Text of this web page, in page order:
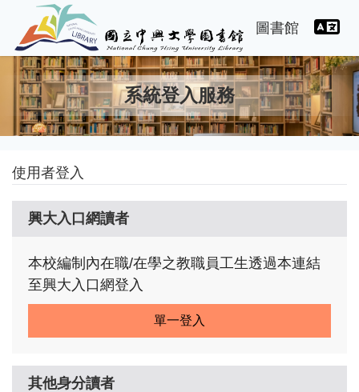
圖書館 語
系統登入服務
使用者登入
興大入口網讀者
本校編制內在職/在學之教職員工生透過本連結
至興大入口網登入
其他身分讀者